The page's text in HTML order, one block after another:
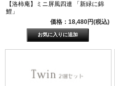
【洛柿庵】ミニ屏風四連 「新緑に錦
鯉」
価格：18,480円(税込)